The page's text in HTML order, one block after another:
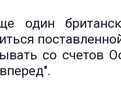
один
со счетов